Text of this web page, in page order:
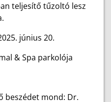
teljesítő tűzoltó lesz
június 20.
& Spa parkolója
beszédet mond: Dr.